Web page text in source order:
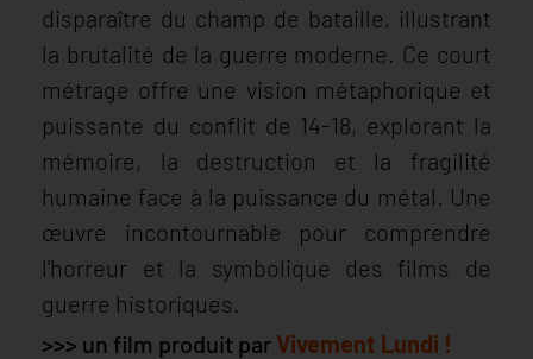
disparaître du champ de bataille, illustrant
la brutalité de la guerre moderne. Ce court
métrage offre une vision métaphorique et
puissante du conflit de 14-18, explorant la
mémoire, la destruction et la fragilité
humaine face à la puissance du métal. Une
œuvre incontournable pour comprendre
l’horreur et la symbolique des films de
guerre historiques.
>>> un film produit par Vivement Lundi !